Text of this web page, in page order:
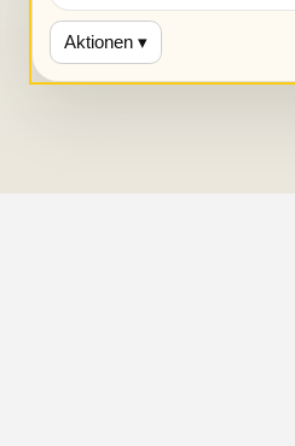
Aktionen ▾